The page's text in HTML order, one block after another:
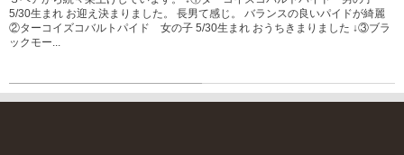
5/30生まれ お迎え決まりました。 長男て感じ。 バランスの良いパイドが綺麗
②ターコイズコバルトパイド 女の子 5/30生まれ おうちきまりました ↓③ブラ
ックモー...